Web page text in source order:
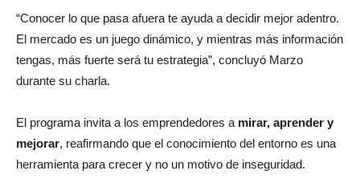
“Conocer lo que pasa afuera te ayuda a decidir mejor adentro.
El mercado es un juego dinámico, y mientras más información
tengas, más fuerte será tu estrategia”, concluyó Marzo
durante su charla.
El programa invita a los emprendedores a mirar, aprender y
mejorar, reafirmando que el conocimiento del entorno es una
herramienta para crecer y no un motivo de inseguridad.